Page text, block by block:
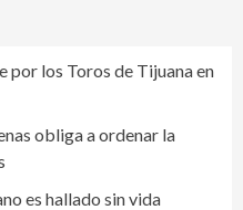
por los Toros de Tijuana en
obliga a ordenar la
es hallado sin vida